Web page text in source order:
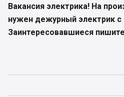
Вакансия электрика! На
нужен дежурный электрик
Заинтересовавшиеся пишите